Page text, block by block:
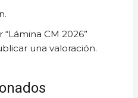
CM 2026”
una valoración.